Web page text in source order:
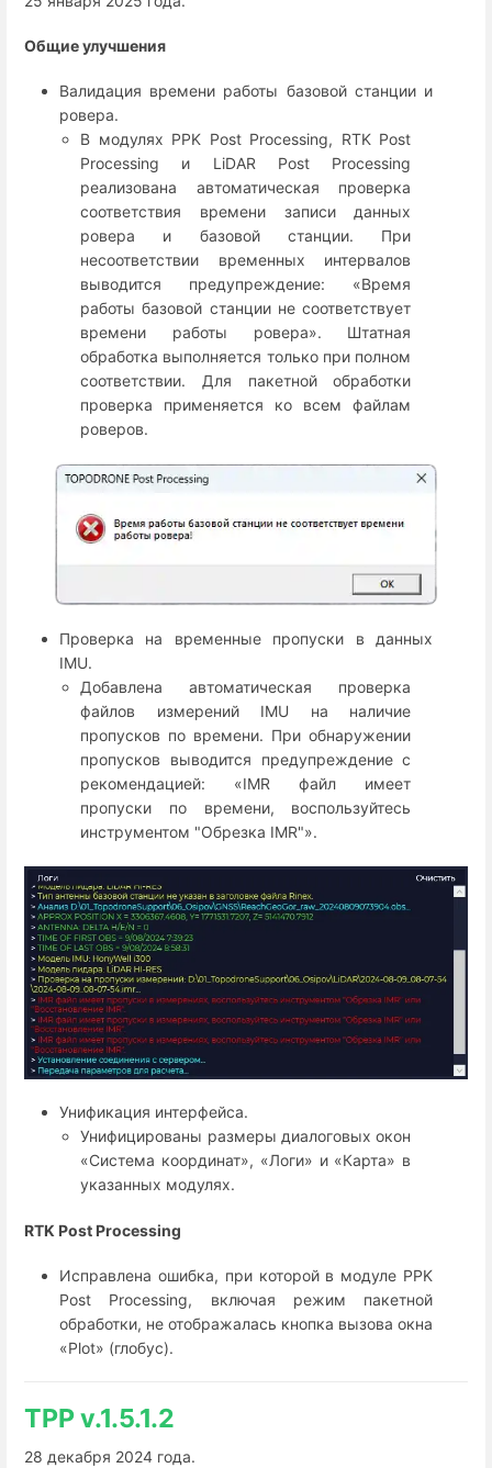
Общие улучшения
Валидация времени работы базовой станции и
ровера.
В модулях PPK Post Processing, RTK Post
Processing и LiDAR Post Processing
реализована автоматическая проверка
соответствия времени записи данных
ровера и базовой станции. При
несоответствии временных интервалов
выводится предупреждение: «Время
работы базовой станции не соответствует
времени работы ровера». Штатная
обработка выполняется только при полном
соответствии. Для пакетной обработки
проверка применяется ко всем файлам
роверов.
Проверка на временные пропуски в данных
IMU.
Добавлена автоматическая проверка
файлов измерений IMU на наличие
пропусков по времени. При обнаружении
пропусков выводится предупреждение с
рекомендацией: «IMR файл имеет
пропуски по времени, воспользуйтесь
инструментом "Обрезка IMR"».
Унификация интерфейса.
Унифицированы размеры диалоговых окон
«Система координат», «Логи» и «Карта» в
указанных модулях.
RTK Post Processing
Исправлена ошибка, при которой в модуле PPK
Post Processing, включая режим пакетной
обработки, не отображалась кнопка вызова окна
«Plot» (глобус).
TPP v.1.5.1.2
28 декабря 2024 года.